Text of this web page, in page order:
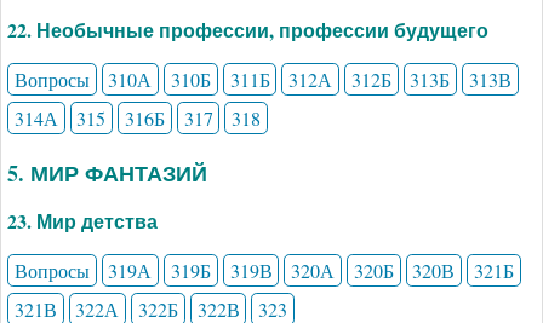
22. Необычные профессии, профессии будущего
Вопросы 310А 310Б 311Б 312А 312Б 313Б
313В
314А
315 316Б 317 318
5. МИР ФАНТАЗИЙ
23. Мир детства
Вопросы 319А 319Б 319В 320А 320Б 320В
321Б
321В
322А 322Б 322В 323